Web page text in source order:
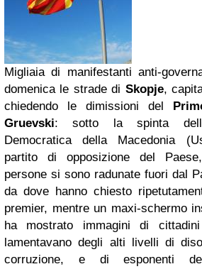
Migliaia di manifestanti anti-
domenica le strade di Skopje,
chiedendo le dimissioni del
Gruevski: sotto la spinta
Democratica della Macedonia
partito di opposizione del
persone si sono radunate fuori dal
da dove hanno chiesto
premier, mentre un maxi-schermo
ha mostrato immagini di
lamentavano degli alti livelli di
corruzione, e di esponenti